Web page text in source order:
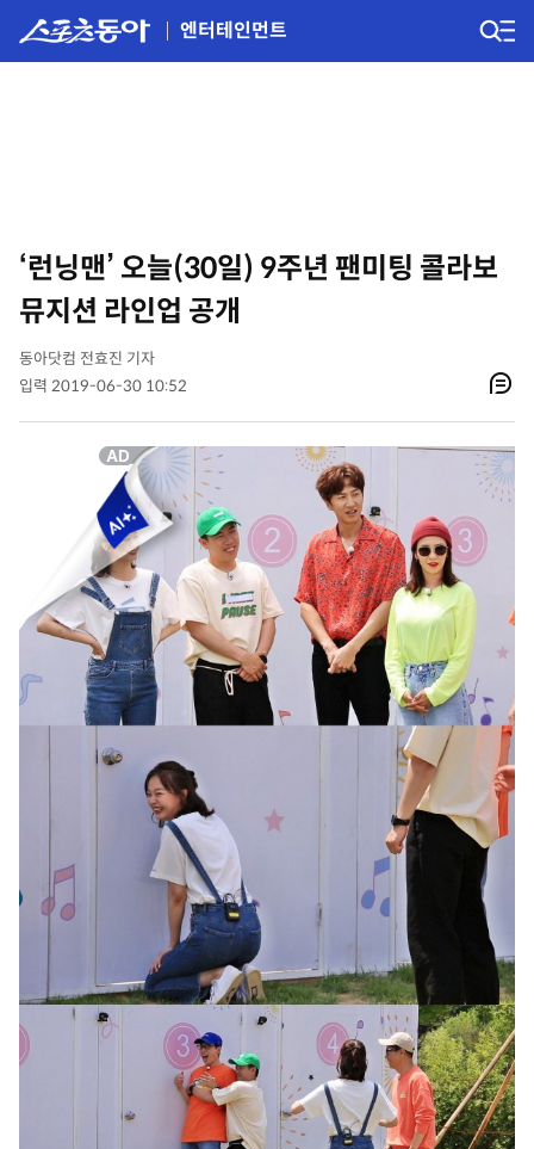
엔터테인먼트
‘런닝맨’ 오늘(30일) 9주년 팬미팅 콜라보
뮤지션 라인업 공개
동아닷컴 전효진 기자
입력 2019-06-30 10:52